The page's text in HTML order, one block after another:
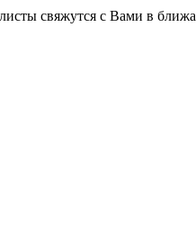
свяжутся с Вами в